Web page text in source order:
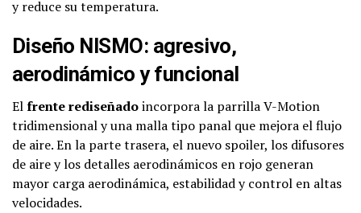
y reduce su temperatura.
Diseño NISMO: agresivo,
aerodinámico y funcional
Elfrente rediseñadoincorpora la parrilla V-Motion
tridimensional y una malla tipo panal que mejora el flujo
de aire. En la parte trasera, el nuevo spoiler, los difusores
de aire y los detalles aerodinámicos en rojo generan
mayor carga aerodinámica, estabilidad y control en altas
velocidades.